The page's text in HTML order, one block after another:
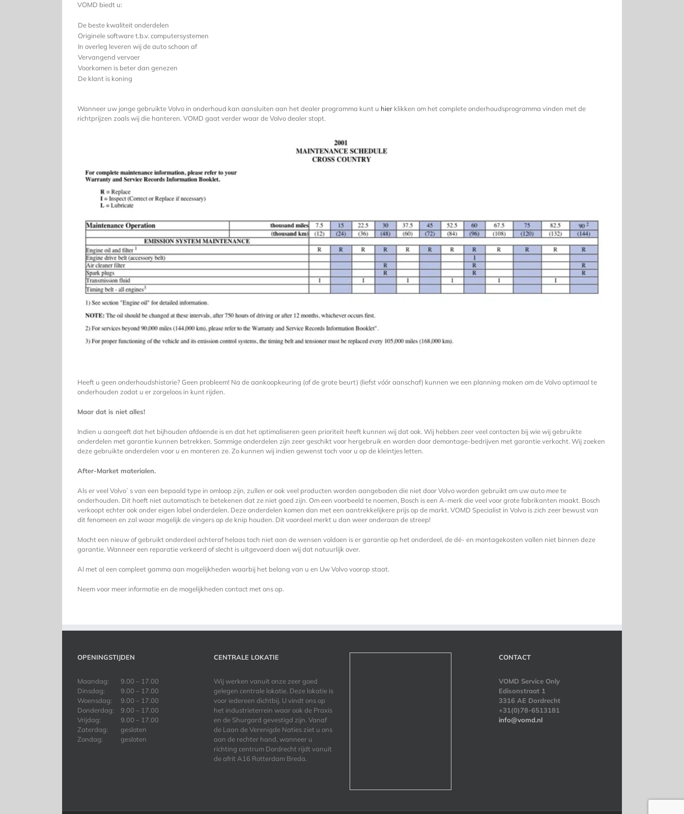
VOMD biedt u:
De beste kwaliteit onderdelen
Originele software t.b.v. computersystemen
In overleg leveren wij de auto schoon af
Vervangend vervoer
Voorkomen is beter dan genezen
De klant is koning
Wanneer uw jonge gebruikte Volvo in onderhoud kan aansluiten aan het dealer programma kunt u hierklikken om het complete onderhoudsprogramma vinden met de
richtprijzen zoals wij die hanteren. VOMD gaat verder waar de Volvo dealer stopt.
Heeft u geen onderhoudshistorie? Geen probleem! Na de aankoopkeuring (of de grote beurt) (liefst vóór aanschaf) kunnen we een planning maken om de Volvo optimaal te
onderhouden zodat u er zorgeloos in kunt rijden.
Maar dat is niet alles!
Indien u aangeeft dat het bijhouden afdoende is en dat het optimaliseren geen prioriteit heeft kunnen wij dat ook. Wij hebben zeer veel contacten bij wie wij gebruikte
onderdelen met garantie kunnen betrekken. Sommige onderdelen zijn zeer geschikt voor hergebruik en worden door demontage-bedrijven met garantie verkocht. Wij zoeken
deze gebruikte onderdelen voor u en monteren ze. Zo kunnen wij indien gewenst toch voor u op de kleintjes letten.
After-Market materialen.
Als er veel Volvo`s van een bepaald type in omloop zijn, zullen er ook veel producten worden aangeboden die niet door Volvo worden gebruikt om uw auto mee te
onderhouden. Dit hoeft niet automatisch te betekenen dat ze niet goed zijn. Om een voorbeeld te noemen, Bosch is een A-merk die veel voor grote fabrikanten maakt. Bosch
verkoopt echter ook onder eigen label onderdelen. Deze onderdelen komen dan met een aantrekkelijkere prijs op de markt. VOMD Specialist in Volvo is zich zeer bewust van
dit fenomeen en zal waar mogelijk de vingers op de knip houden. Dit voordeel merkt u dan weer onderaan de streep!
Mocht een nieuw of gebruikt onderdeel achteraf helaas toch niet aan de wensen voldoen is er garantie op het onderdeel, de dé- en montagekosten vallen niet binnen deze
garantie. Wanneer een reparatie verkeerd of slecht is uitgevoerd doen wij dat natuurlijk over.
Al met al een compleet gamma aan mogelijkheden waarbij het belang van u en Uw Volvo voorop staat.
Neem voor meer informatie en de mogelijkheden contact met ons op.
OPENINGSTIJDEN
Maandag:
9.00 – 17.00
Dinsdag:
9.00 – 17.00
Woensdag:
9.00 – 17.00
Donderdag:
9.00 – 17.00
Vrijdag:
9.00 – 17.00
Zaterdag:
gesloten
Zondag:
gesloten
CENTRALE LOKATIE
Wij werken vanuit onze zeer goed
gelegen centrale lokatie. Deze lokatie is
voor iedereen dichtbij. U vindt ons op
het industrieterrein waar ook de Praxis
en de Shurgard gevestigd zijn. Vanaf
de Laan de Verenigde Naties ziet u ons
aan de rechter hand, wanneer u
richting centrum Dordrecht rijdt vanuit
de afrit A16 Rotterdam Breda.
CONTACT
VOMD Service Only
Edisonstraat 1
3316 AE Dordrecht
+31(0)78-6513181
info@vomd.nl